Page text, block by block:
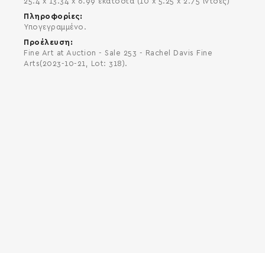
Πληροφορίες
Υπογεγραμμένο.
Προέλευση
Fine Art at Auction - Sale 253 - Rachel Davis Fine
Arts(2023-10-21, Lot: 318).